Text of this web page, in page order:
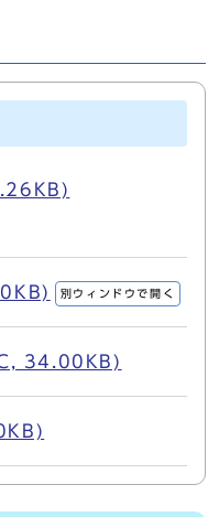
別ウィンドウで開く
34.00KB)